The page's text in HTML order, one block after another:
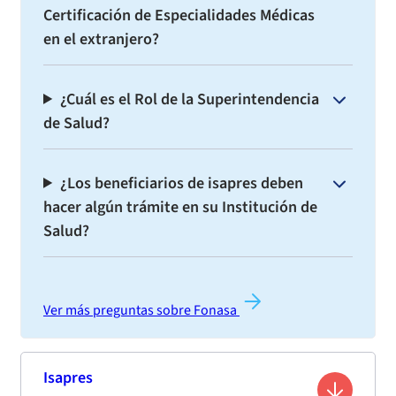
Certificación de Especialidades Médicas
en el extranjero?
¿Cuál es el Rol de la Superintendencia
de Salud?
¿Los beneficiarios de isapres deben
hacer algún trámite en su Institución de
Salud?
Ver más preguntas sobre Fonasa
Isapres